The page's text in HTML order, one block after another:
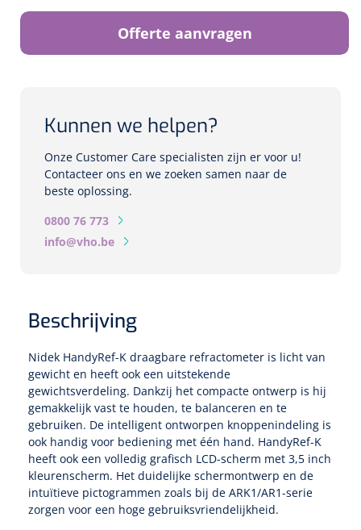
Ultrasound biometers
Perimeters
Fundus Cameras
Echo
Opties
Spleetlamp
Speculaire Microscopen
Optotypeschermen
Lasers
Offerte aanvragen
Kunnen we helpen?
Onze Customer Care specialisten zijn er voor u!
Contacteer ons en we zoeken samen naar de
beste oplossing.
0800 76 773
info@vho.be
Beschrijving
Nidek HandyRef-K draagbare refractometer is licht van
gewicht en heeft ook een uitstekende
gewichtsverdeling. Dankzij het compacte ontwerp is hij
gemakkelijk vast te houden, te balanceren en te
gebruiken. De intelligent ontworpen knoppenindeling is
ook handig voor bediening met één hand. HandyRef-K
heeft ook een volledig grafisch LCD-scherm met 3,5 inch
kleurenscherm. Het duidelijke schermontwerp en de
intuïtieve pictogrammen zoals bij de ARK1/AR1-serie
zorgen voor een hoge gebruiksvriendelijkheid.